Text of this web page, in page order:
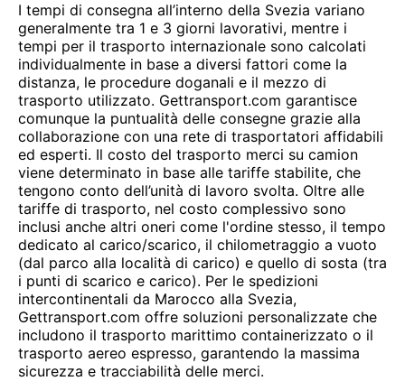
I tempi di consegna all’interno della Svezia variano
generalmente tra 1 e 3 giorni lavorativi, mentre i
tempi per il trasporto internazionale sono calcolati
individualmente in base a diversi fattori come la
distanza, le procedure doganali e il mezzo di
trasporto utilizzato. Gettransport.com garantisce
comunque la puntualità delle consegne grazie alla
collaborazione con una rete di trasportatori affidabili
ed esperti. Il costo del trasporto merci su camion
viene determinato in base alle tariffe stabilite, che
tengono conto dell’unità di lavoro svolta. Oltre alle
tariffe di trasporto, nel costo complessivo sono
inclusi anche altri oneri come l'ordine stesso, il tempo
dedicato al carico/scarico, il chilometraggio a vuoto
(dal parco alla località di carico) e quello di sosta (tra
i punti di scarico e carico). Per le spedizioni
intercontinentali da Marocco alla Svezia,
Gettransport.com offre soluzioni personalizzate che
includono il trasporto marittimo containerizzato o il
trasporto aereo espresso, garantendo la massima
sicurezza e tracciabilità delle merci.